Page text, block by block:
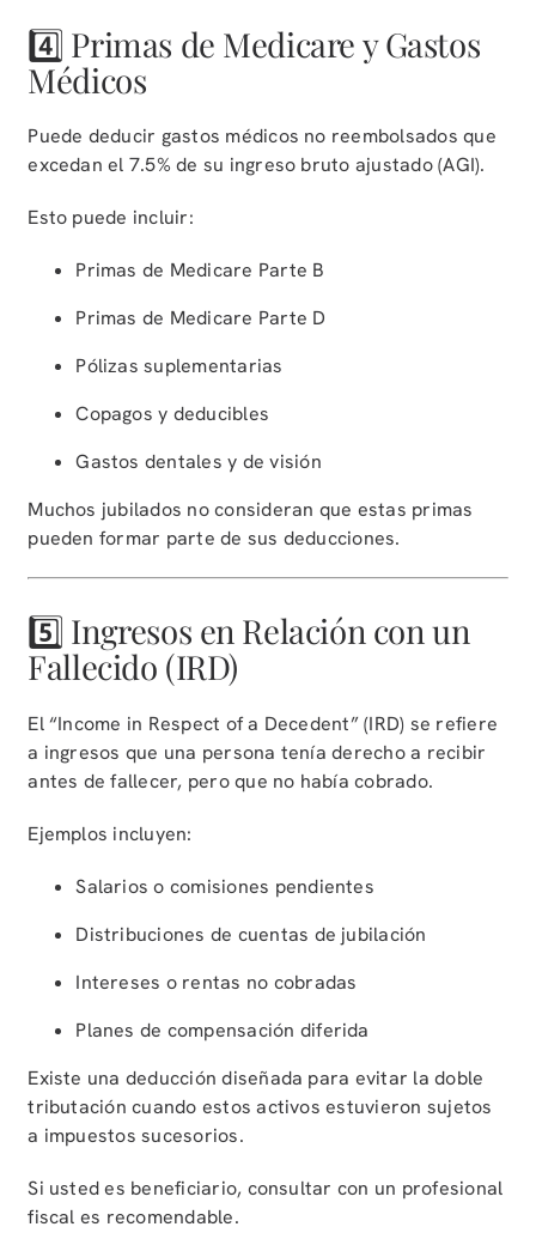
4️⃣ Primas de Medicare y Gastos
Médicos
Puede deducir gastos médicos no reembolsados que
excedan el 7.5% de su ingreso bruto ajustado (AGI).
Esto puede incluir:
Primas de Medicare Parte B
Primas de Medicare Parte D
Pólizas suplementarias
Copagos y deducibles
Gastos dentales y de visión
Muchos jubilados no consideran que estas primas
pueden formar parte de sus deducciones.
5️⃣ Ingresos en Relación con un
Fallecido (IRD)
El “Income in Respect of a Decedent” (IRD) se refiere
a ingresos que una persona tenía derecho a recibir
antes de fallecer, pero que no había cobrado.
Ejemplos incluyen:
Salarios o comisiones pendientes
Distribuciones de cuentas de jubilación
Intereses o rentas no cobradas
Planes de compensación diferida
Existe una deducción diseñada para evitar la doble
tributación cuando estos activos estuvieron sujetos
a impuestos sucesorios.
Si usted es beneficiario, consultar con un profesional
fiscal es recomendable.